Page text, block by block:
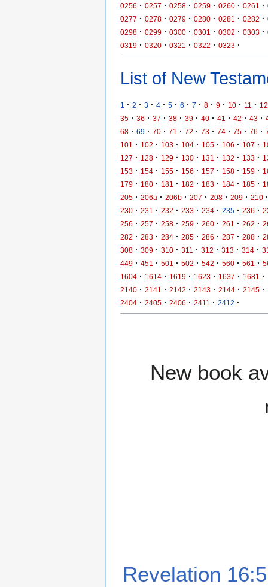
0256 · 0257 · 0258 · 0259 · 0260 · 0261 ·
0277 · 0278 · 0279 · 0280 · 0281 · 0282 ·
0298 · 0299 · 0300 · 0301 · 0302 · 0303 ·
0319 · 0320 · 0321 · 0322 · 0323 ·
List of New
1 · 2 · 3 · 4 · 5 · 6 · 7 · 8 · 9 · 10 · 11 · 12
35 · 36 · 37 · 38 · 39 · 40 · 41 · 42 · 43 ·
68 · 69 · 70 · 71 · 72 · 73 · 74 · 75 · 76 ·
101
· 102 · 103 · 104 · 105 · 106 · 107 ·
127 · 128 · 129 · 130 · 131 · 132 · 133 ·
153 · 154 · 155 · 156 · 157 · 158 · 159 ·
179 · 180 · 181 · 182 · 183 · 184 · 185 ·
205 · 206a · 206b · 207 · 208 · 209 · 210 ·
230 · 231 · 232 · 233 · 234 · 235 · 236 ·
256 · 257 · 258 · 259 · 260 · 261 · 262 ·
282 · 283 · 284 · 285 · 286 · 287 · 288 ·
308 · 309 · 310 · 311 · 312 · 313 · 314 ·
449 · 451 · 501 · 502 · 542 · 560 · 561 ·
1604 · 1614 · 1619 · 1623 · 1637 · 1681 ·
2140 · 2141 · 2142 · 2143 · 2144 · 2145 ·
2404 · 2405 · 2406 · 2411 · 2412 ·
New book
Revelation